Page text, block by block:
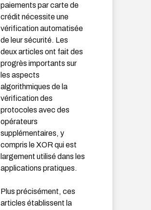
paiements par carte de
crédit nécessite une
vérification automatisée
de leur sécurité. Les
deux articles ont fait des
progrès importants sur
les aspects
algorithmiques de la
vérification des
protocoles avec des
opérateurs
supplémentaires, y
compris le XOR qui est
largement utilisé dans les
applications pratiques.
Plus précisément, ces
articles établissent la